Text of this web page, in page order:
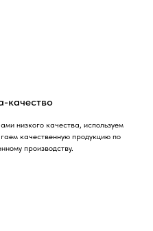
качество
низкого качества, используем
качественную продукцию по
производству.